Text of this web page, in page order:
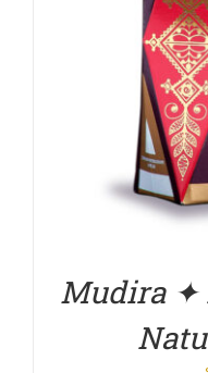
Mudira ✦